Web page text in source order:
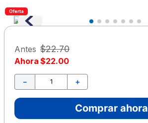
Oferta
Antes $22.70
Ahora $22.00
＋
－
Comprar ahora
6.
7.
escritorio
8.
sacapuntas
9.
escolar